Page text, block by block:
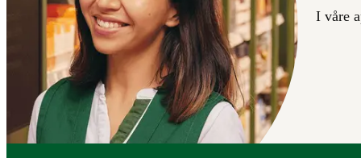
I våre